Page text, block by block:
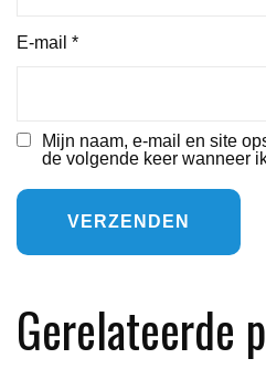
E-mail *
Mijn naam, e-mail en site
de volgende keer wanneer
Gerelateerde